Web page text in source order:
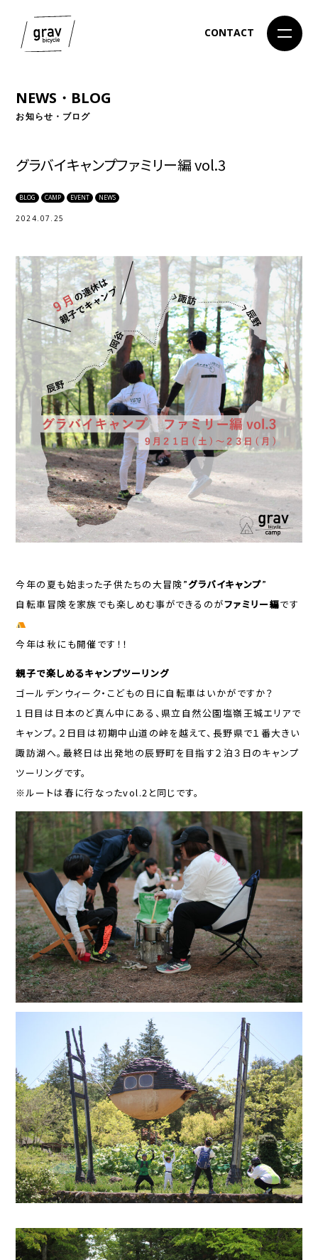
CONTACT
NEWS・BLOG
お知らせ・ブログ
グラバイキャンプファミリー編 vol.3
BLOG CAMP EVENT NEWS
2024.07.25
今年の夏も始まった子供たちの大冒険”グラバイキャンプ”
自転車冒険を家族でも楽しめむ事ができるのがファミリー編です
今年は秋にも開催です！！
親子で楽しめるキャンプツーリング
ゴールデンウィーク・こどもの日に自転車はいかがですか？
１日目は日本のど真ん中にある、県立自然公園塩嶺王城エリアで
キャンプ。２日目は初期中山道の峠を越えて、長野県で１番大きい
諏訪湖へ。最終日は出発地の辰野町を目指す２泊３日のキャンプ
ツーリングです。
※ルートは春に行なったvol.2と同じです。